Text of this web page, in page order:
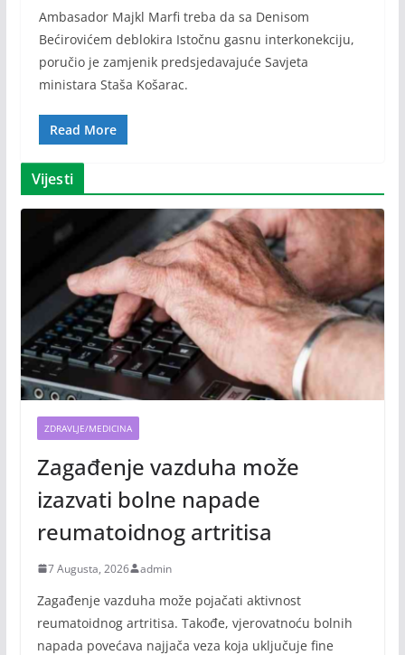
Ambasador Majkl Marfi treba da sa Denisom
Bećirovićem deblokira Istočnu gasnu interkonekciju,
poručio je zamjenik predsjedavajuće Savjeta
ministara Staša Košarac.
Read More
Vijesti
ZDRAVLJE/MEDICINA
Zagađenje vazduha može
izazvati bolne napade
reumatoidnog artritisa
7 Augusta, 2026 admin
Zagađenje vazduha može pojačati aktivnost
reumatoidnog artritisa. Takođe, vjerovatnoću bolnih
napada povećava najjača veza koja uključuje fine